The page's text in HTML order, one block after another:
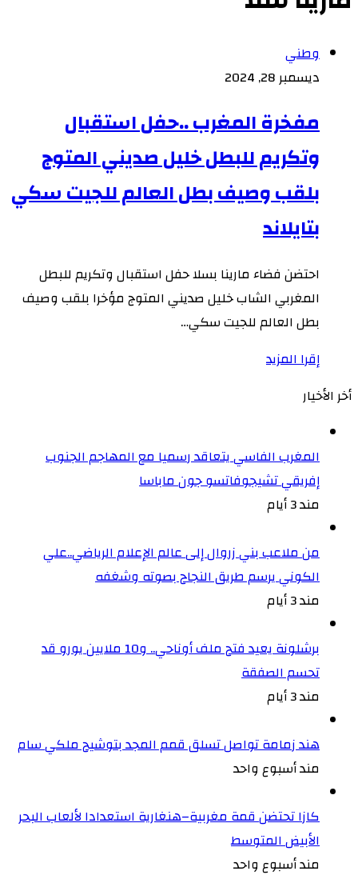
وطني
ديسمبر 28, 2024
مفخرة المغرب ..حفل استقبال
وتكريم للبطل خليل صديني المتوج
بلقب وصيف بطل العالم للجيت سكي
بتايلاند
احتضن فضاء مارينا بسلا حفل استقبال وتكريم للبطل
المغربي الشاب خليل صديني المتوج مؤخرا بلقب وصيف
بطل العالم للجيت سكي…
إقرا المزيد
أخر الأخيار
المغرب الفاسي يتعاقد رسميا مع المهاجم الجنوب
إفريقي تشيجوفاتسو جون ماباسا
مند 3 أيام
من ملاعب بني زروال إلى عالم الإعلام الرياضي..علي
الكوني يرسم طريق النجاح بصوته وشغفه
مند 3 أيام
برشلونة يعيد فتح ملف أوناحي.. و10 ملايين يورو قد
تحسم الصفقة
مند 3 أيام
هند زمامة تواصل تسلق قمم المجد بتوشيح ملكي سام
مند أسبوع واحد
كازا تحتضن قمة مغربية–هنغارية استعدادا لألعاب البحر
الأبيض المتوسط
مند أسبوع واحد